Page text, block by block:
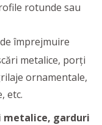
rotunde sau
împrejmuire
metalice, porți
ornamentale,
etc.
metalice, garduri